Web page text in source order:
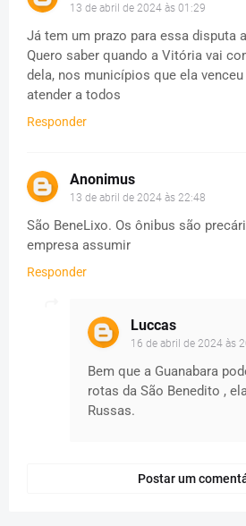
13 de abril de 2024 às 01:29
Já tem um prazo para essa disputa
Quero saber quando a Vitória vai
dela, nos municípios que ela
atender a todos
Responder
Anonimus
13 de abril de 2024 às 22:48
São BeneLixo. Os ônibus são
empresa assumir
Responder
Luccas
16 de abril de 2024 às
Bem que a Guanabara
rotas da São Benedito ,
Russas.
Postar um